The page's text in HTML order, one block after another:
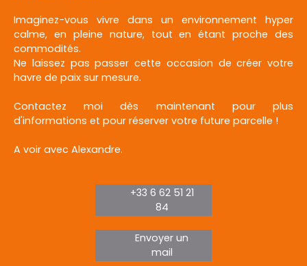
Imaginez-vous vivre dans un environnement hyper
calme, en pleine nature, tout en étant proche des
commodités.
Ne laissez pas passer cette occasion de créer votre
havre de paix sur mesure.
Contactez moi dès maintenant pour plus
d'informations et pour réserver votre future parcelle !
A voir avec Alexandre.
+33 6 62 51 21
84
Envoyer un
mail